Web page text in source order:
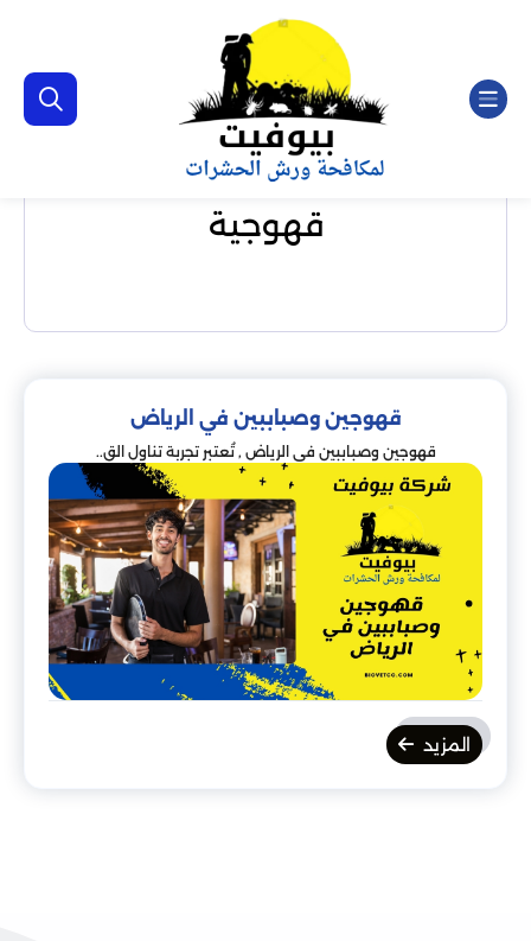
قهوجية
قهوجين وصباببين في الرياض
قهوجين وصباببين في الرياض , تُعتبر تجربة تناول الق..
المزيد